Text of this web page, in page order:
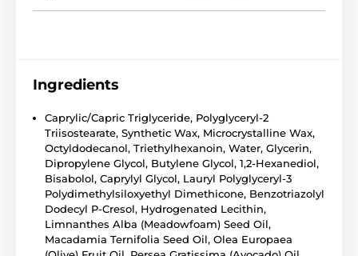
Ingredients
Caprylic/Capric Triglyceride, Polyglyceryl-2
Triisostearate, Synthetic Wax, Microcrystalline Wax,
Octyldodecanol, Triethylhexanoin, Water, Glycerin,
Dipropylene Glycol, Butylene Glycol, 1,2-Hexanediol,
Bisabolol, Caprylyl Glycol, Lauryl Polyglyceryl-3
Polydimethylsiloxyethyl Dimethicone, Benzotriazolyl
Dodecyl P-Cresol, Hydrogenated Lecithin,
Limnanthes Alba (Meadowfoam) Seed Oil,
Macadamia Ternifolia Seed Oil, Olea Europaea